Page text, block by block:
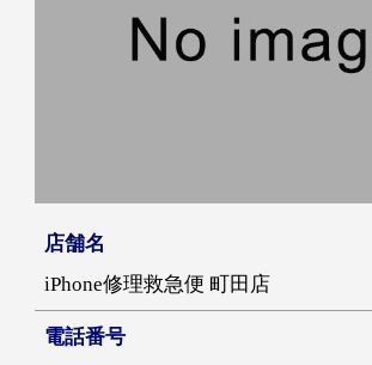
店舗名
iPhone修理救急便 町田店
電話番号